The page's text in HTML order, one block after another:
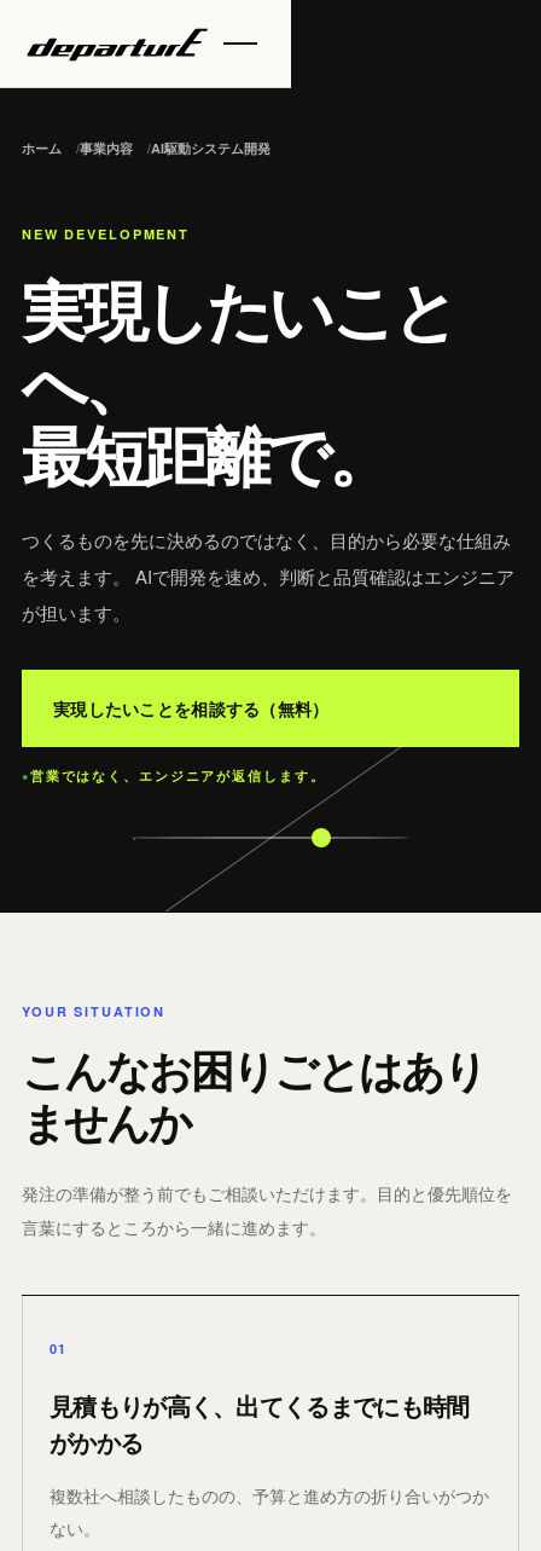
ホーム 事業内容 AI駆動システム開発
NEW DEVELOPMENT
実現したいこと
へ、
最短距離で。
つくるものを先に決めるのではなく、目的から必要な仕組み
を考えます。 AIで開発を速め、判断と品質確認はエンジニア
が担います。
実現したいことを相談する（無料）
●営業ではなく、エンジニアが返信します。
YOUR SITUATION
こんなお困りごとはあり
ませんか
発注の準備が整う前でもご相談いただけます。目的と優先順位を
言葉にするところから一緒に進めます。
01
見積もりが高く、出てくるまでにも時間
がかかる
複数社へ相談したものの、予算と進め方の折り合いがつか
ない。